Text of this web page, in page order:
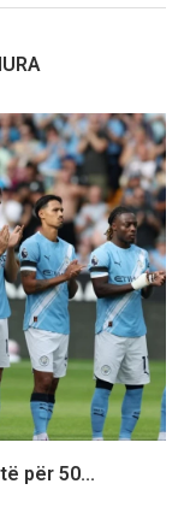
për 50...